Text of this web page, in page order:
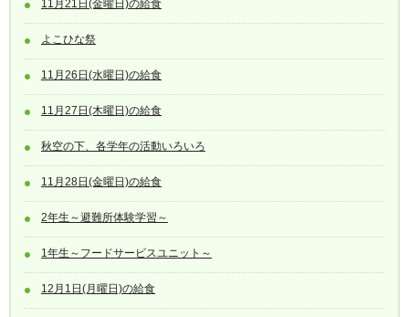
11月21日(金曜日)の給食
よこひな祭
11月26日(水曜日)の給食
11月27日(木曜日)の給食
秋空の下、各学年の活動いろいろ
11月28日(金曜日)の給食
2年生～避難所体験学習～
1年生～フードサービスユニット～
12月1日(月曜日)の給食